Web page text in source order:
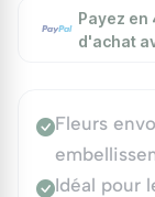
Payez en
d'achat
Fleurs
Idéal pour